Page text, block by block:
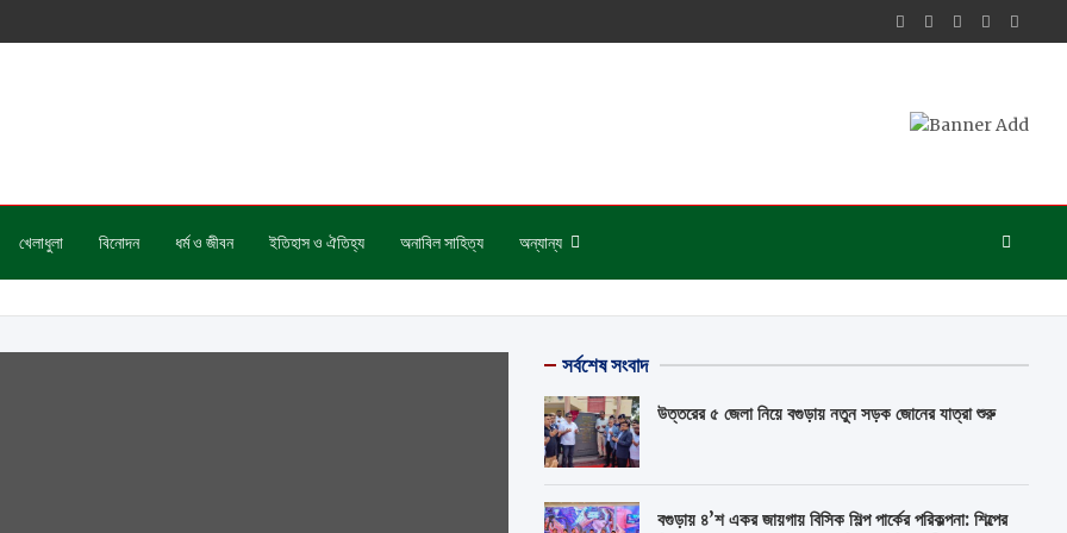
খেলাধুলা বিনোদন ধর্ম ও জীবন ইতিহাস ও ঐতিহ্য অনাবিল সাহিত্য অন্যান্য
সর্বশেষ সংবাদ
উত্তরের ৫ জেলা নিয়ে বগুড়ায় নতুন সড়ক জোনের যাত্রা শুরু
বগুড়ায় ৪’শ একর জায়গায় বিসিক শিল্প পার্কের পরিকল্পনা: শিল্পের